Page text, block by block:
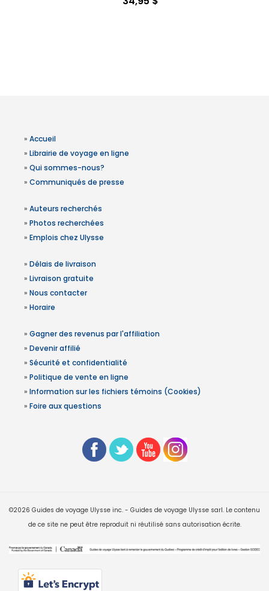
» Accueil
» Librairie de voyage en ligne
» Qui sommes-nous?
» Communiqués de presse
» Auteurs recherchés
» Photos recherchées
» Emplois chez Ulysse
» Délais de livraison
» Livraison gratuite
» Nous contacter
» Horaire
» Gagner des revenus par l'affiliation
» Devenir affilié
» Sécurité et confidentialité
» Politique de vente en ligne
» Information sur les fichiers témoins (Cookies)
» Foire aux questions
©2026 Guides de voyage Ulysse inc. - Guides de voyage Ulysse sarl. Le contenu
de ce site ne peut être reproduit ni réutilisé sans autorisation écrite.